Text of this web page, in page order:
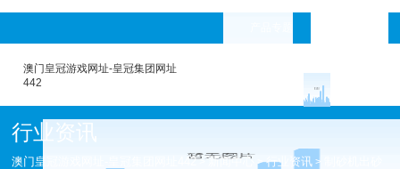
澳门皇冠游戏网址-皇冠集团网址
442
行业资讯
澳门皇冠游戏网址-皇冠集团网址442>新闻中心 >行业资讯 >